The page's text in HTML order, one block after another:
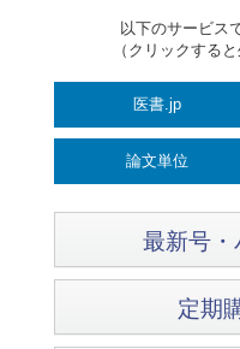
以下のサービス
（クリックする
医書.jp
論文単位
最新号
定期